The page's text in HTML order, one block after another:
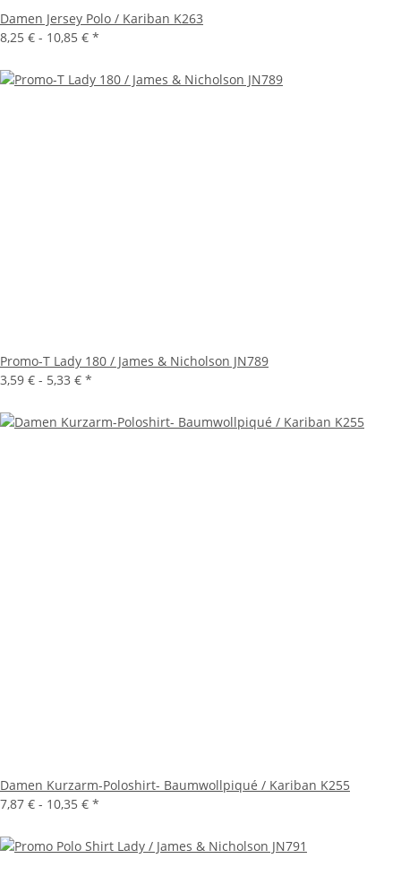
Damen Jersey Polo / Kariban K263
8,25 € - 10,85 € *
Promo-T Lady 180 / James & Nicholson JN789
3,59 € - 5,33 € *
Damen Kurzarm-Poloshirt- Baumwollpiqué / Kariban K255
7,87 € - 10,35 € *